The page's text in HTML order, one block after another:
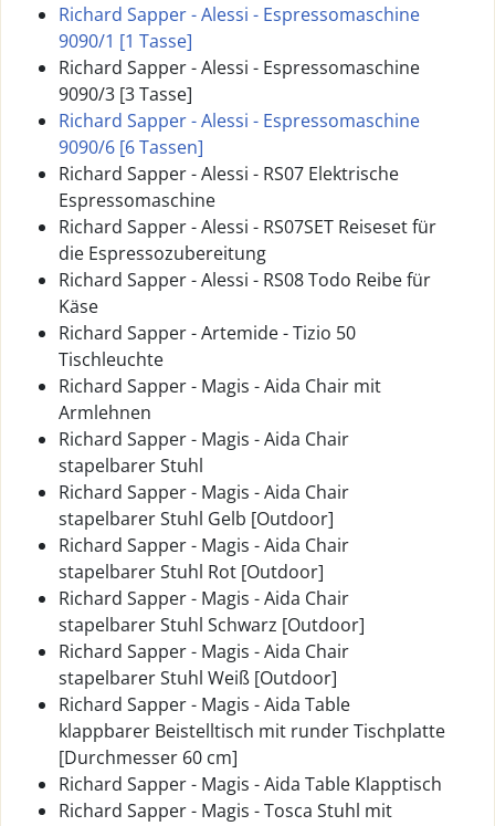
Richard Sapper - Alessi - Espressomaschine
9090/1 [1 Tasse]
Richard Sapper - Alessi - Espressomaschine
9090/3 [3 Tasse]
Richard Sapper - Alessi - Espressomaschine
9090/6 [6 Tassen]
Richard Sapper - Alessi - RS07 Elektrische
Espressomaschine
Richard Sapper - Alessi - RS07SET Reiseset für
die Espressozubereitung
Richard Sapper - Alessi - RS08 Todo Reibe für
Käse
Richard Sapper - Artemide - Tizio 50
Tischleuchte
Richard Sapper - Magis - Aida Chair mit
Armlehnen
Richard Sapper - Magis - Aida Chair
stapelbarer Stuhl
Richard Sapper - Magis - Aida Chair
stapelbarer Stuhl Gelb [Outdoor]
Richard Sapper - Magis - Aida Chair
stapelbarer Stuhl Rot [Outdoor]
Richard Sapper - Magis - Aida Chair
stapelbarer Stuhl Schwarz [Outdoor]
Richard Sapper - Magis - Aida Chair
stapelbarer Stuhl Weiß [Outdoor]
Richard Sapper - Magis - Aida Table
klappbarer Beistelltisch mit runder Tischplatte
[Durchmesser 60 cm]
Richard Sapper - Magis - Aida Table Klapptisch
Richard Sapper - Magis - Tosca Stuhl mit